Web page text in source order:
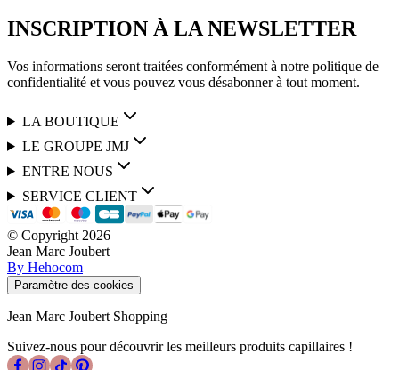
INSCRIPTION À LA NEWSLETTER
Vos informations seront traitées conformément à notre politique de
confidentialité et vous pouvez vous désabonner à tout moment.
LA BOUTIQUE
LE GROUPE JMJ
ENTRE NOUS
SERVICE CLIENT
© Copyright 2026
Jean Marc Joubert
By Hehocom
Paramètre des cookies
Jean Marc Joubert Shopping
Suivez-nous pour découvrir les meilleurs produits capillaires !